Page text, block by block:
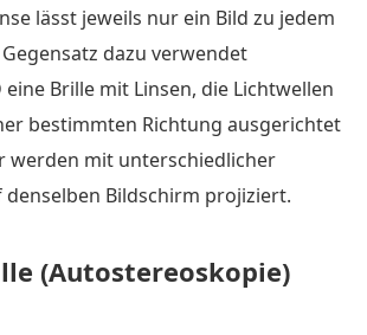
lässt jeweils nur ein Bild zu jedem
dazu verwendet
Brille mit Linsen, die Lichtwellen
bestimmten Richtung ausgerichtet
werden mit unterschiedlicher
denselben Bildschirm projiziert.
(Autostereoskopie)